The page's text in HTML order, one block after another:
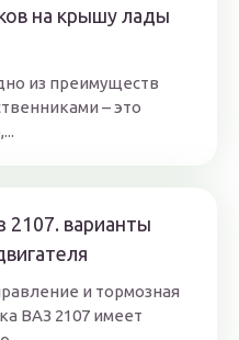
на крышу лады
из преимуществ
– это
2107. варианты
и тормозная
ВАЗ 2107 имеет